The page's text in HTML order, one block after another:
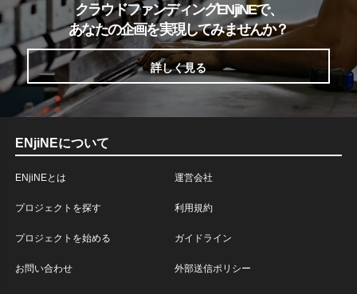
クラウドファンディングENjiNEで、
あなたの企画を実現してみませんか？
詳しく見る
ENjiNEについて
ENjiNEとは
プロジェクトを探す
プロジェクトを始める
お問い合わせ
運営会社
利用規約
ガイドライン
外部送信ポリシー